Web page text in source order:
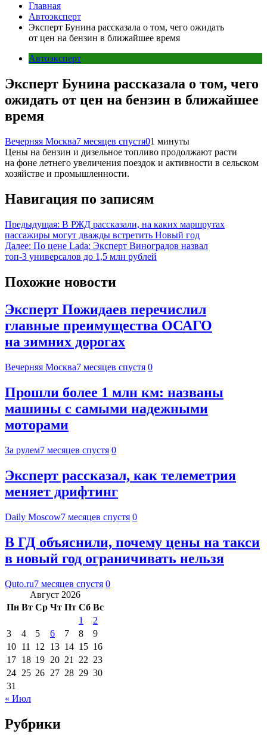
Главная
Автоэксперт
Эксперт Бунина рассказала о том, чего ожидать
от цен на бензин в ближайшее время
Автоэксперт
Эксперт Бунина рассказала о том, чего
ожидать от цен на бензин в ближайшее
время
Вечерняя Москва7 месяцев спустя01 минуты
Цены на бензин и дизельное топливо продолжают расти
на фоне летнего увеличения поездок и активности в сельском
хозяйстве и промышленности.
Навигация по записям
Предыдущая: В РЖД рассказали, на каких маршрутах
пассажиры могут дважды встретить Новый год
Далее: По цене Lada: Эксперт Виноградов назвал
топ-3 универсалов до 1,5 млн рублей
Похожие новости
Эксперт Пожидаев перечислил
главные преимущества ОСАГО
на зимних дорогах
Вечерняя Москва7 месяцев спустя 0
Прошли более 1 млн км: названы
машины с самыми надежными
моторами
За рулем7 месяцев спустя 0
Эксперт рассказал, как телеметрия
меняет дрифтинг
Daily Moscow7 месяцев спустя 0
В ГД объяснили, почему цены на такси
в новый год ограничивать нельзя
Quto.ru7 месяцев спустя 0
Август 2026
Пн Вт Ср Чт Пт Сб Вс
1
2
3
4 5 6 7 8
9
10 11 12 13 14 15 16
17 18 19 20 21 22 23
24 25 26 27 28 29 30
31
« Июл
Рубрики